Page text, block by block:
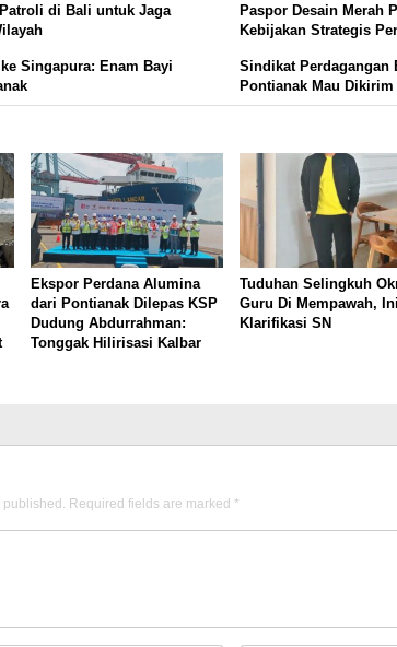
di Bali untuk Jaga
Paspor Desain Merah
Kebijakan Strategis
Singapura: Enam Bayi
Sindikat Perdagangan
Pontianak Mau
Ekspor Perdana Alumina
dari Pontianak Dilepas KSP
Dudung Abdurrahman:
Tonggak Hilirisasi Kalbar
Tuduhan Selingkuh
Guru Di Mempawah, Ini
Klarifikasi SN
published. Required fields are marked *